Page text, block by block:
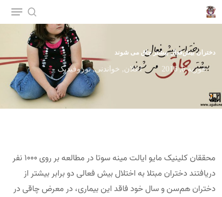
دختران بیش‌فعال بیشتر چاق می شوند
فوریه 6, 2016 اعلان, خواندنی,نوروفیدبک
محققان کلینیک مایو ایالت مینه سوتا در مطالعه بر روی ۱۰۰۰ نفر
دریافتند دختران مبتلا به اختلال بیش فعالی دو برابر بیشتر از
دختران هم‌سن و سال خود فاقد این بیماری، در معرض چاقی در